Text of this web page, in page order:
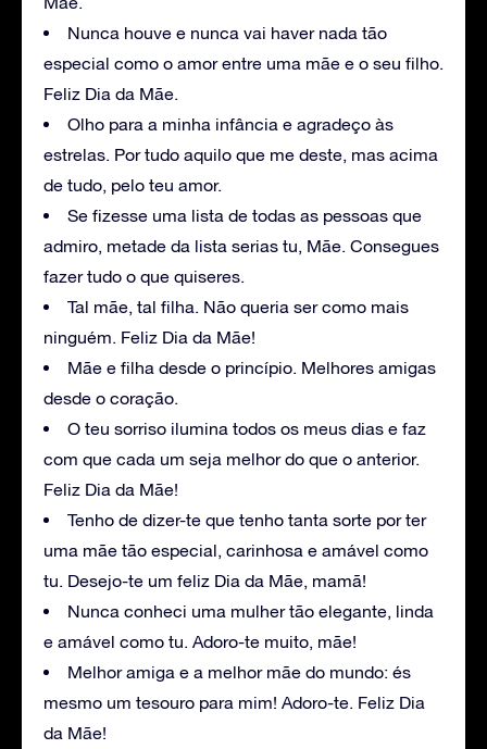
Nunca houve e nunca vai haver nada tão
especial como o amor entre uma mãe e o seu filho.
Feliz Dia da Mãe.
Olho para a minha infância e agradeço às
estrelas. Por tudo aquilo que me deste, mas acima
de tudo, pelo teu amor.
Se fizesse uma lista de todas as pessoas que
admiro, metade da lista serias tu, Mãe. Consegues
fazer tudo o que quiseres.
Tal mãe, tal filha. Não queria ser como mais
ninguém. Feliz Dia da Mãe!
Mãe e filha desde o princípio. Melhores amigas
desde o coração.
O teu sorriso ilumina todos os meus dias e faz
com que cada um seja melhor do que o anterior.
Feliz Dia da Mãe!
Tenho de dizer-te que tenho tanta sorte por ter
uma mãe tão especial, carinhosa e amável como
tu. Desejo-te um feliz Dia da Mãe, mamã!
Nunca conheci uma mulher tão elegante, linda
e amável como tu. Adoro-te muito, mãe!
Melhor amiga e a melhor mãe do mundo: és
mesmo um tesouro para mim! Adoro-te. Feliz Dia
da Mãe!